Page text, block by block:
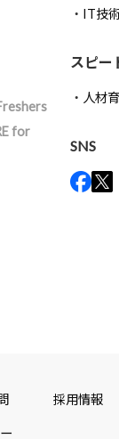
for
IT技
スピー
人材
SNS
採用情報